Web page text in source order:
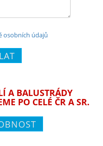
osobních údajů
A BALUSTRÁDY
PO CELÉ ČR A SR.